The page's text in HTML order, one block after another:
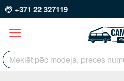
+371 22 327119